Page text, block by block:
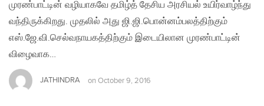
முரண்பாட்டின் வழியாகவே தமிழ்த் தேசிய அரசியல் உயிர்வாழ்ந்து
வந்திருக்கிறது. முதலில் அது ஜி.ஜி.பொன்னம்பலத்திற்கும்
எஸ்.ஜே.வி.செல்வநாயகத்திற்கும் இடையிலான முரண்பாட்டின்
விழைவாக…
JATHINDRA on October 9, 2016